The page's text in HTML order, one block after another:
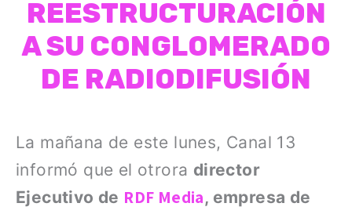
REESTRUCTURACIÓN
A SU CONGLOMERADO
DE RADIODIFUSIÓN
La mañana de este lunes, Canal 13
informó que el otrora director
Ejecutivo de RDF Media, empresa de